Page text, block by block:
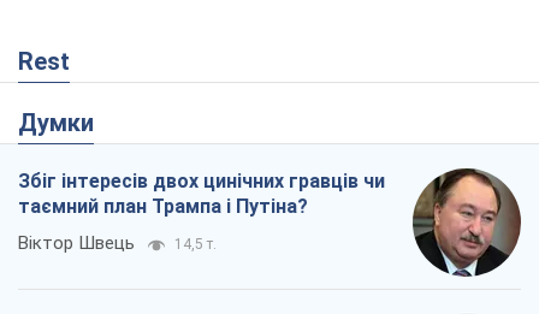
Rest
Думки
Збіг інтересів двох цинічних гравців чи
таємний план Трампа і Путіна?
Віктор Швець 14,5 т.